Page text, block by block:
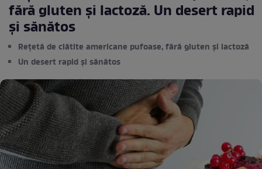
fără gluten și lactoză. Un desert rapid
și sănătos
Rețetă de clătite americane pufoase, fără gluten și lactoză
Un desert rapid și sănătos